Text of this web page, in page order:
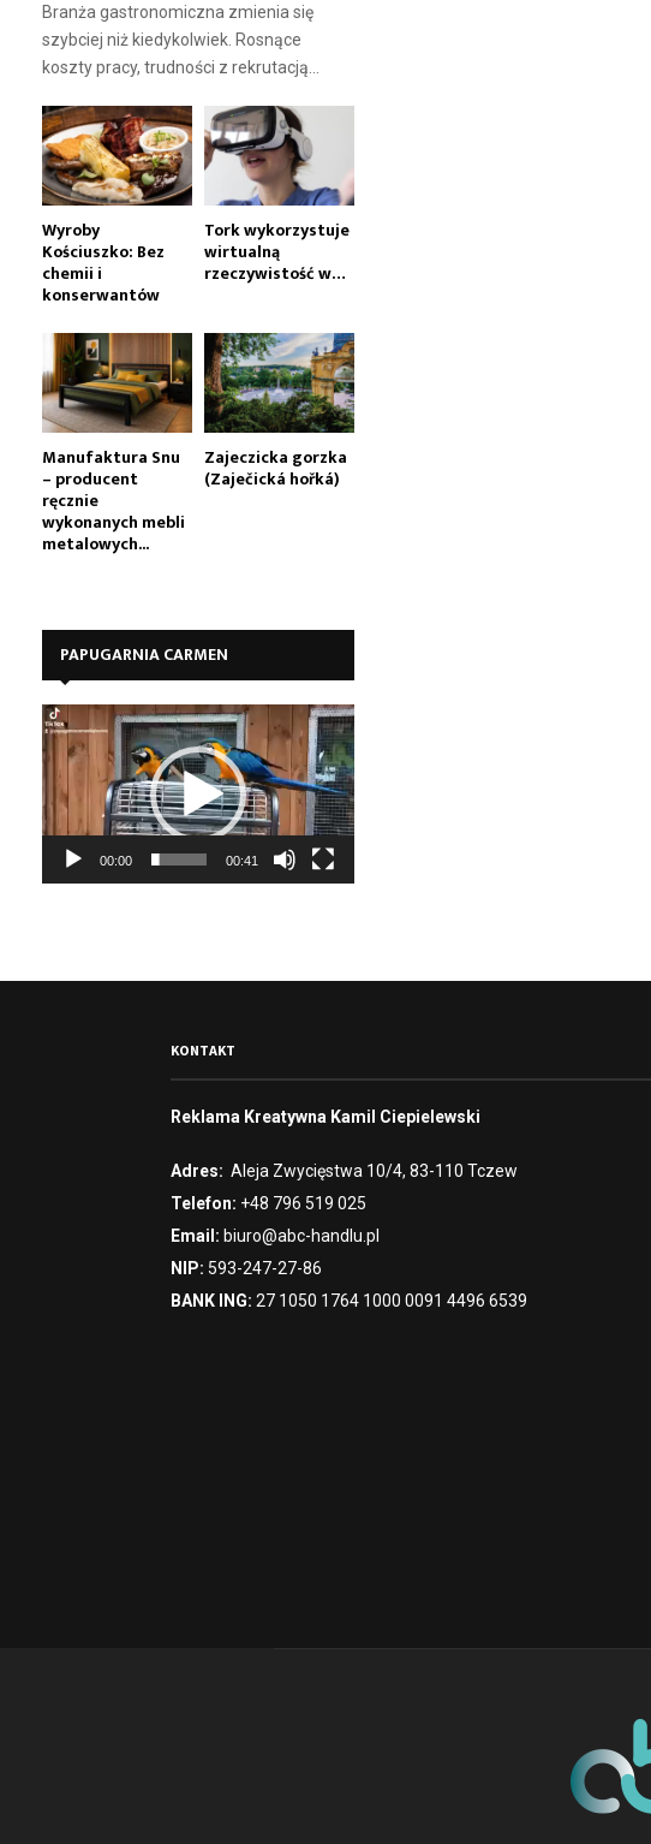
Branża gastronomiczna zmienia się
szybciej niż kiedykolwiek. Rosnące
koszty pracy, trudności z rekrutacją...
Wyroby
Kościuszko: Bez
chemii i
konserwantów
Tork wykorzystuje
wirtualną
rzeczywistość w…
Manufaktura Snu
– producent
ręcznie
wykonanych mebli
metalowych...
Zajeczicka gorzka
(Zaječická hořká)
PAPUGARNIA CARMEN
O
t
a
r
00:00 00:41
KONTAKT
Reklama Kreatywna Kamil Ciepielewski
Adres: Aleja Zwycięstwa 10/4, 83-110 Tczew
Telefon: +48 796 519 025
Email: biuro@abc-handlu.pl
NIP: 593-247-27-86
BANK ING: 27 1050 1764 1000 0091 4496 6539